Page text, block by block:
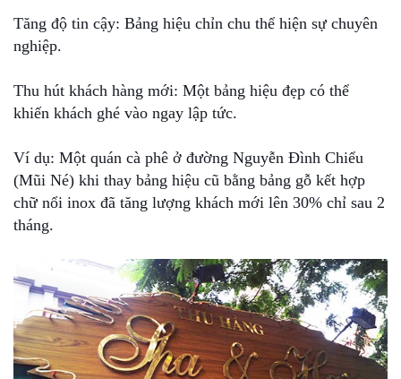
Tăng độ tin cậy: Bảng hiệu chỉn chu thể hiện sự chuyên
nghiệp.
Thu hút khách hàng mới: Một bảng hiệu đẹp có thể
khiến khách ghé vào ngay lập tức.
Ví dụ: Một quán cà phê ở đường Nguyễn Đình Chiểu
(Mũi Né) khi thay bảng hiệu cũ bằng bảng gỗ kết hợp
chữ nổi inox đã tăng lượng khách mới lên 30% chỉ sau 2
tháng.